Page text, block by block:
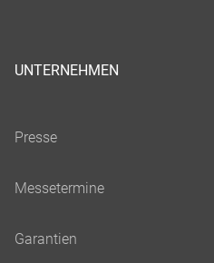
UNTERNEHMEN